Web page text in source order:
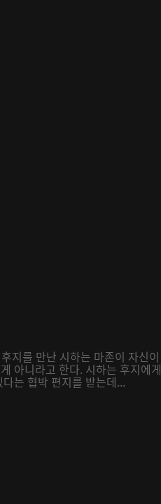
지를 만난 시하는 마존이 자신이
아니라고 한다. 시하는 후지에게
는 협박 편지를 받는데...